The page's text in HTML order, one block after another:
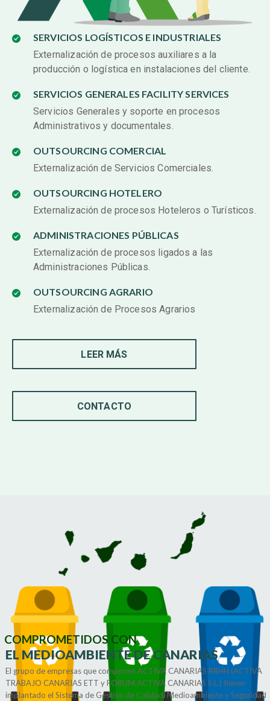
SERVICIOS LOGÍSTICOS E INDUSTRIALES
Externalización de procesos auxiliares a la
producción o logística en instalaciones del cliente.
SERVICIOS GENERALES FACILITY SERVICES
Servicios Generales y soporte en procesos
Administrativos y documentales.
OUTSOURCING COMERCIAL
Externalización de Servicios Comerciales.
OUTSOURCING HOTELERO
Externalización de procesos Hoteleros o Turísticos.
ADMINISTRACIONES PÚBLICAS
Externalización de procesos ligados a las
Administraciones Públicas.
OUTSOURCING AGRARIO
Externalización de Procesos Agrarios
LEER MÁS
CONTACTO
EL MEDIOAMBIENTE DE CANARIAS
El grupo de empresas que componen ACTIVA CANARIAS RRHH (ACTIVA
TRABAJO CANARIAS ETT y FORUM ACTIVA CANARIAS S.L.) tienen
implantado el Sistema de Gestión de Calidad, Medioambiente y Seguridad
COMPROMETIDOS CON